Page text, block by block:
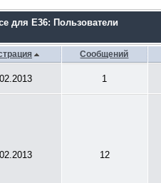
для Е36: Пользователи
Сообщений
1
12